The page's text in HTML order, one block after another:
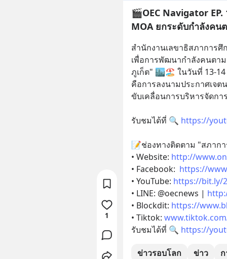
🎬OEC Navigator
MOA ยกระดับกำลังค
สำนักงานเลขาธิสภาการศึ
เพื่อการพัฒนากำลังคนต
ภูเก็ต" 🏙🏖 ในวันที่ 13-14
คือการลงนามประกาศเจ
ขับเคลื่อนการบริหารจัดกา
รับชมได้ที่ 🔍 https://
📝ช่องทางติดตาม "สภาก
• Website: http://
• Facebook: https://
• YouTube: https://bit.ly/
• LINE: @oecnews |
• Blockdit: https://
• Tiktok:
รับชมได้ที่ 🔍 https://
ข่าวรอบโลก ข่าว
1